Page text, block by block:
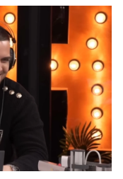
nga Ermal
është